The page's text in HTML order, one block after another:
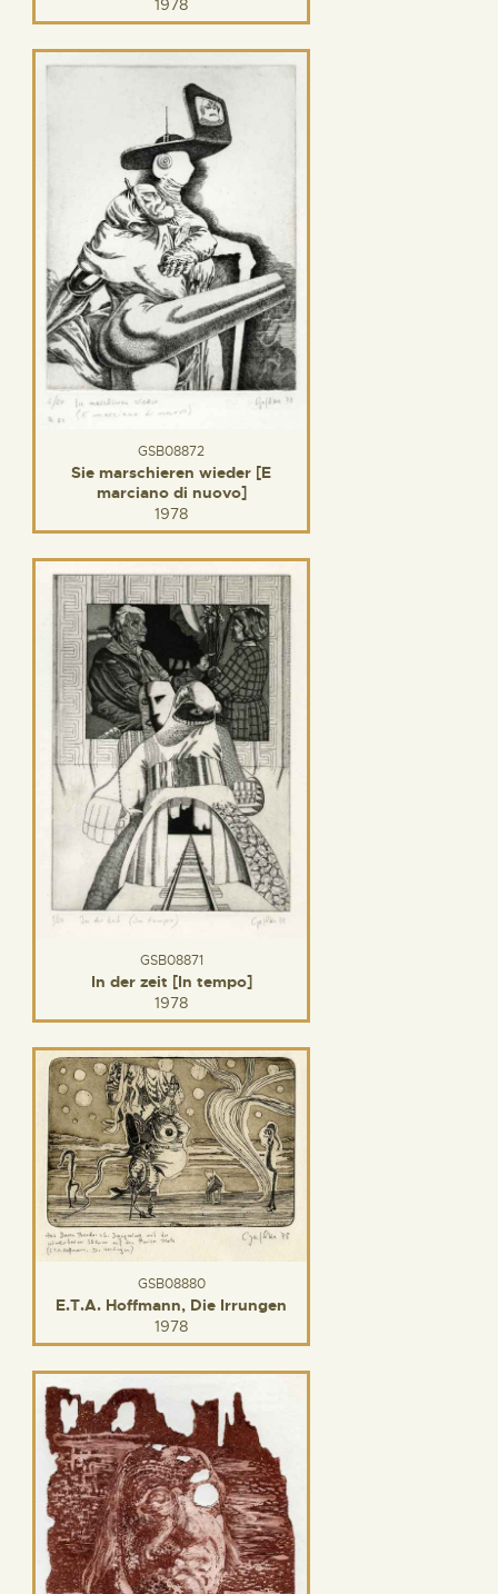
1978
GSB08872
Sie marschieren wieder [E
marciano di nuovo]
1978
GSB08871
In der zeit [In tempo]
1978
GSB08880
E.T.A. Hoffmann, Die Irrungen
1978